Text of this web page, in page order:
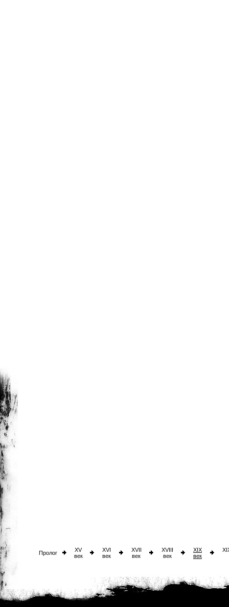
Пролог
XV
век
XVI
век
XVII
век
XVIII
век
XIX
век